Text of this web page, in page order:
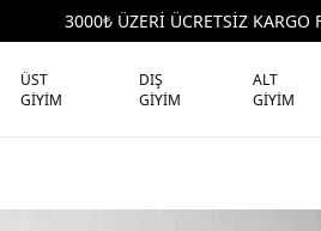
3000₺ ÜZERİ ÜCRETSİZ KARGO
ÜST
GİYİM
DIŞ
GİYİM
ALT
GİYİM